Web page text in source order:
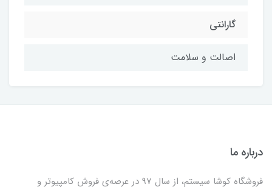
گارانتی
اصالت و سلامت
درباره ما
فروشگاه کوشا سیستم، از سال 97 در عرصه‌ی فروش کامپیوتر و